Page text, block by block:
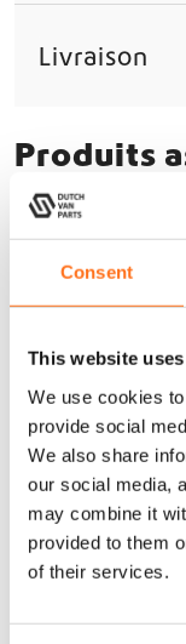
Consent
This website
We use cookies
provide social
We also share
our social media,
may combine it
provided to them
of their services.
Livraison
Produits